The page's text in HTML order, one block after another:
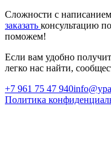
Сложности с
заказать консультацию
поможем!
Если вам удобно
легко нас найти,
+7 961 75 47 940
Политика